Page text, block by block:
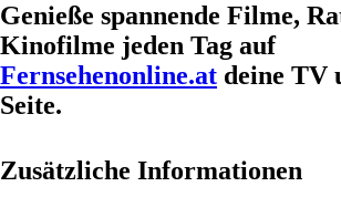
Genieße spannende Filme,
Kinofilme jeden Tag auf
Fernsehenonline.at deine TV
Seite.
Zusätzliche Informationen